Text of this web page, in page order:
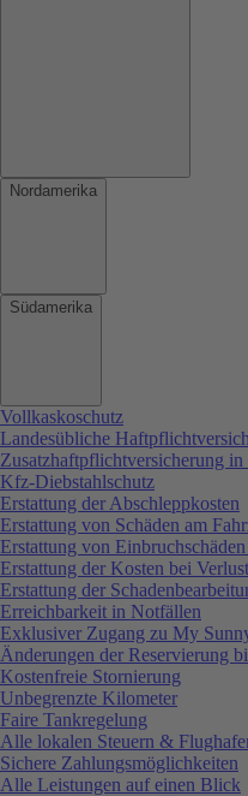
Nordamerika
Südamerika
Vollkaskoschutz
Landesübliche
Zusatzhaftpflichtversicherung
Kfz-Diebstahlschutz
Erstattung der Abschleppkosten
Erstattung von Schäden am
Erstattung von
Erstattung der Kosten bei
Erstattung der
Erreichbarkeit in Notfällen
Exklusiver Zugang zu My
Änderungen der Reservierung
Kostenfreie Stornierung
Unbegrenzte Kilometer
Faire Tankregelung
Alle lokalen Steuern &
Sichere Zahlungsmöglichkeiten
Alle Leistungen auf einen Blick